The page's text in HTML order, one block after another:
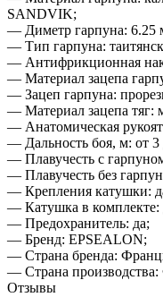
SANDVIK;
— Диметр гарпуна: 6.25
— Тип гарпуна:
— Антифрикционная
— Материал зацепа
— Зацеп гарпуна:
— Материал зацепа тяг:
— Анатомическая
— Дальность боя, м: от 3
— Плавучесть с
— Плавучесть без
— Крепления катушки:
— Катушка в комплекте:
— Предохранитель: да;
— Бренд: EPSEALON;
— Страна бренда:
— Страна
Отзывы